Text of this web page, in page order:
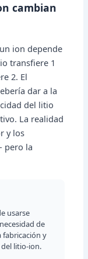
cambian
ion depende
transfiere 1
2. El
dar a la
del litio
La realidad
y los
pero la
usarse
de
fabricación y
litio-ion.